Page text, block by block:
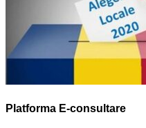
Platforma E-consultare